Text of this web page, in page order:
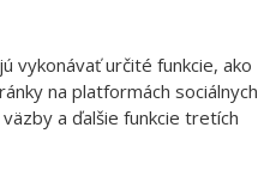
vykonávať určité funkcie, ako
na platformách sociálnych
a ďalšie funkcie tretích